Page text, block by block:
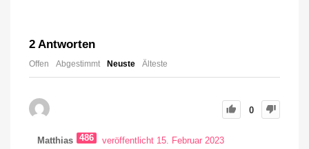
2 Antworten
Offen Abgestimmt Neuste Älteste
0
Matthias 486
veröffentlicht 15. Februar 2023